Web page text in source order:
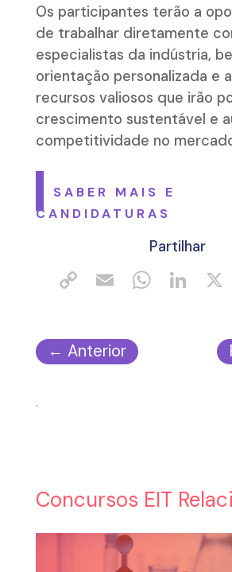
Os participantes terão a
de trabalhar diretamente
especialistas da indústria,
orientação personalizada e
recursos valiosos que irão
crescimento sustentável e
competitividade no
SABER MAIS E
CANDIDATURAS
Partilhar
← Anterior
.
Concursos EIT